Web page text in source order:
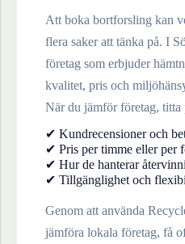
Att boka bortforsling kan
flera saker att tänka på. I
företag som erbjuder
kvalitet, pris och
När du jämför företag, titta
✔ Kundrecensioner och
✔ Pris per timme eller per
✔ Hur de hanterar
✔ Tillgänglighet och
Genom att använda
jämföra lokala företag, få